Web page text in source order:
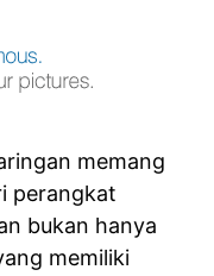
memang
perangkat
bukan hanya
memiliki